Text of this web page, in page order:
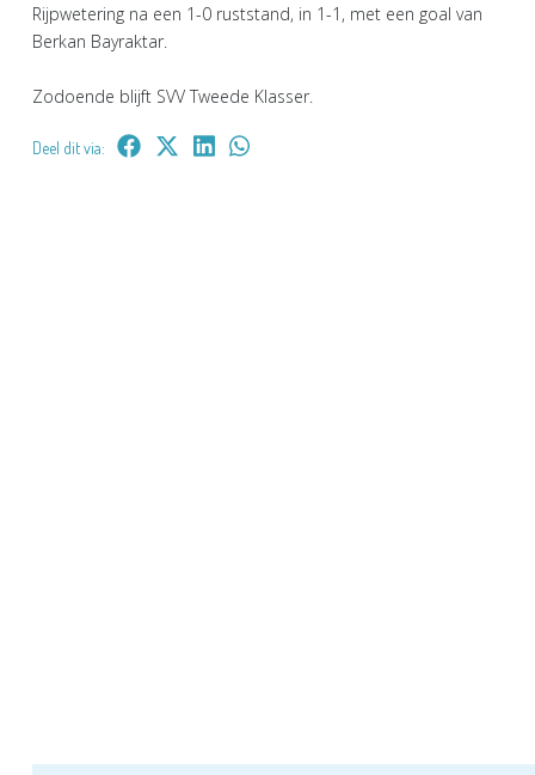
Rijpwetering na een 1-0 ruststand, in 1-1, met een goal van
Berkan Bayraktar.
Zodoende blijft SVV Tweede Klasser.
Deel dit via: